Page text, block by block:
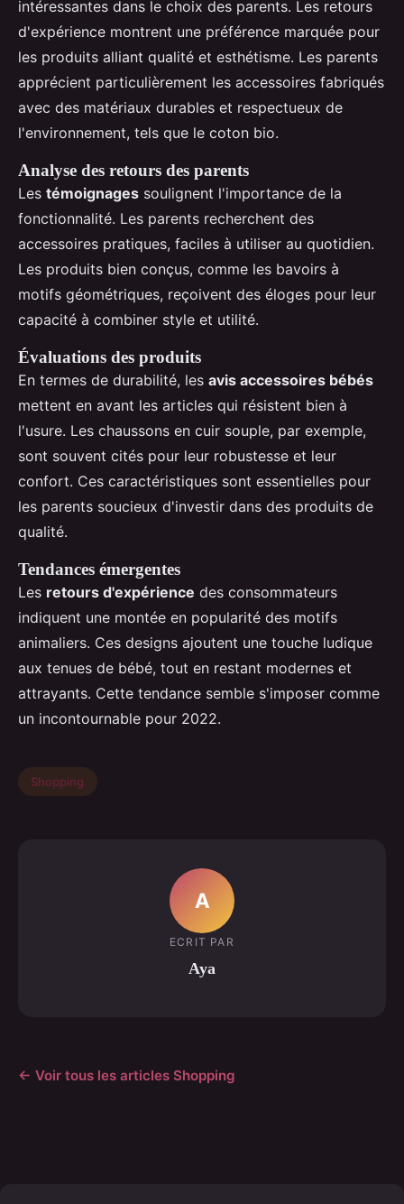
intéressantes dans le choix des parents. Les retours
d'expérience montrent une préférence marquée pour
les produits alliant qualité et esthétisme. Les parents
apprécient particulièrement les accessoires fabriqués
avec des matériaux durables et respectueux de
l'environnement, tels que le coton bio.
Analyse des retours des parents
Les témoignages soulignent l'importance de la
fonctionnalité. Les parents recherchent des
accessoires pratiques, faciles à utiliser au quotidien.
Les produits bien conçus, comme les bavoirs à
motifs géométriques, reçoivent des éloges pour leur
capacité à combiner style et utilité.
Évaluations des produits
En termes de durabilité, les avis accessoires bébés
mettent en avant les articles qui résistent bien à
l'usure. Les chaussons en cuir souple, par exemple,
sont souvent cités pour leur robustesse et leur
confort. Ces caractéristiques sont essentielles pour
les parents soucieux d'investir dans des produits de
qualité.
Tendances émergentes
Les retours d'expérience des consommateurs
indiquent une montée en popularité des motifs
animaliers. Ces designs ajoutent une touche ludique
aux tenues de bébé, tout en restant modernes et
attrayants. Cette tendance semble s'imposer comme
un incontournable pour 2022.
Shopping
A
ECRIT PAR
Aya
← Voir tous les articles Shopping